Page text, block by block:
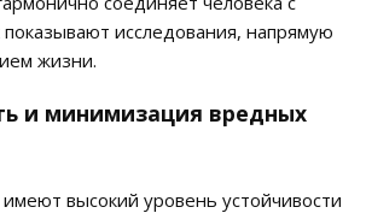
исследования, напрямую
жизни.
и минимизация вредных
высокий уровень устойчивости